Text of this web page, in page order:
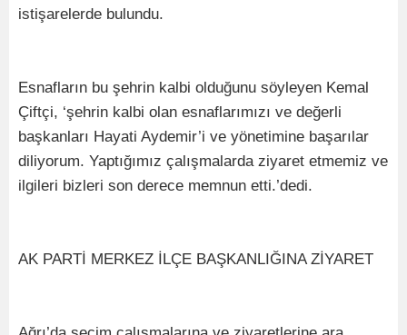
istişarelerde bulundu.
Esnafların bu şehrin kalbi olduğunu söyleyen Kemal
Çiftçi, ‘şehrin kalbi olan esnaflarımızı ve değerli
başkanları Hayati Aydemir’i ve yönetimine başarılar
diliyorum. Yaptığımız çalışmalarda ziyaret etmemiz ve
ilgileri bizleri son derece memnun etti.’dedi.
AK PARTİ MERKEZ İLÇE BAŞKANLIĞINA ZİYARET